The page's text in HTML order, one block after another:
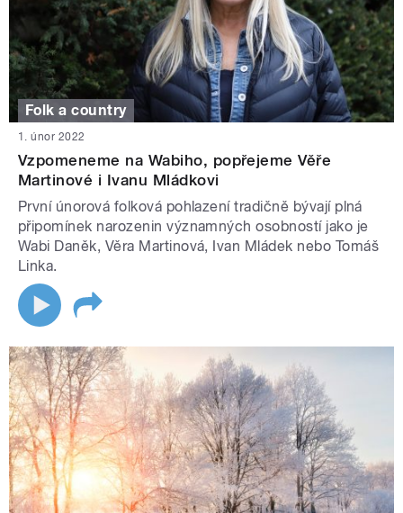
Folk a country
1. únor 2022
Vzpomeneme na Wabiho, popřejeme Věře
Martinové i Ivanu Mládkovi
První únorová folková pohlazení tradičně bývají plná
připomínek narozenin významných osobností jako je
Wabi Daněk, Věra Martinová, Ivan Mládek nebo Tomáš
Linka.